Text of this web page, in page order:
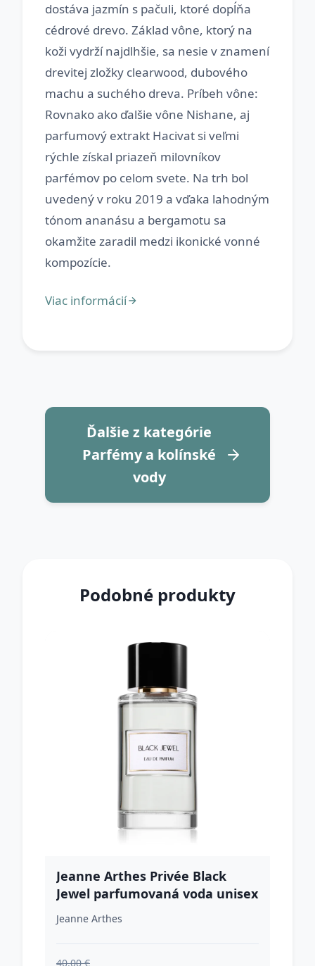
dostáva jazmín s pačuli, ktoré dopĺňa
cédrové drevo. Základ vône, ktorý na
koži vydrží najdlhšie, sa nesie v znamení
drevitej zložky clearwood, dubového
machu a suchého dreva. Príbeh vône:
Rovnako ako ďalšie vône Nishane, aj
parfumový extrakt Hacivat si veľmi
rýchle získal priazeň milovníkov
parfémov po celom svete. Na trh bol
uvedený v roku 2019 a vďaka lahodným
tónom ananásu a bergamotu sa
okamžite zaradil medzi ikonické vonné
Ďalšie z kategórie
Parfémy a kolínské
vody
Podobné produkty
Jeanne Arthes Privée Black
Jewel parfumovaná voda unisex
100 ml
Jeanne Arthes
40.00 €